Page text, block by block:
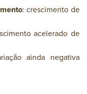
: crescimento de
acelerado de
ainda negativa